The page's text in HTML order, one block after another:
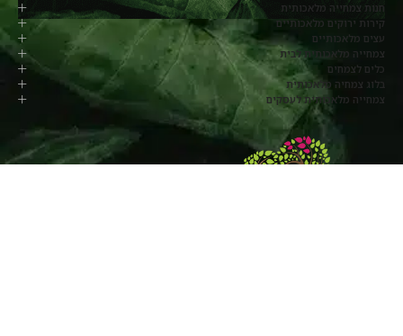
חנות צמחייה מלאכותית
קירות ירוקים מלאכותיים
עצים מלאכותיים
צמחייה מלאכותית לבית
כלים לצמחים
בלוג צמחיה מלאכותית
צמחייה מלאכותית לעסקים